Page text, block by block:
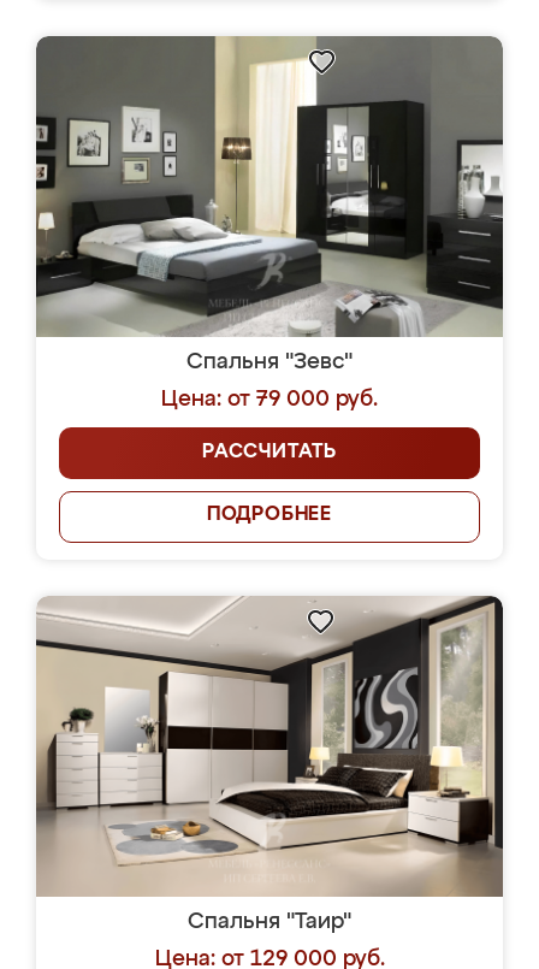
Спальня "Зевс"
Цена: от 79 000 руб.
РАССЧИТАТЬ
ПОДРОБНЕЕ
Спальня "Таир"
Цена: от 129 000 руб.